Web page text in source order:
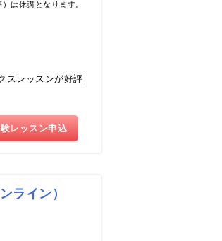
は休講となります。
スレッスンが好評
レッスン申込
ライン）